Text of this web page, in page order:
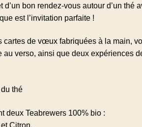
d’un bon rendez-vous autour d’un thé
est l’invitation parfaite !
cartes de vœux fabriquées à la main,
au verso, ainsi que deux expériences
thé
deux Teabrewers 100% bio :
Citron.